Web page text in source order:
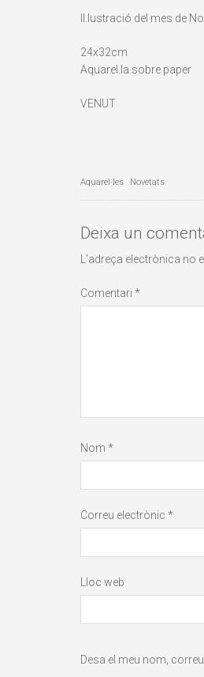
Il.lustració del mes de
24x32cm
Aquarel.la sobre paper
VENUT
Aquarel·les Novetats
Deixa un
L'adreça electrònica no
Comentari *
Nom *
Correu electrònic *
Lloc web
Desa el meu nom,